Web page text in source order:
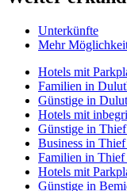
Unterkünfte
Mehr
Hotels mit
Familien in
Günstige in
Hotels mit
Günstige in
Business in
Familien in
Hotels mit
Günstige in